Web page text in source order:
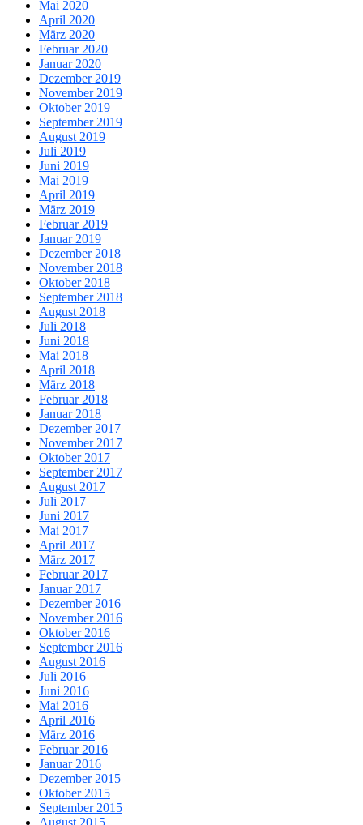
Mai 2020
April 2020
März 2020
Februar 2020
Januar 2020
Dezember 2019
November 2019
Oktober 2019
September 2019
August 2019
Juli 2019
Juni 2019
Mai 2019
April 2019
März 2019
Februar 2019
Januar 2019
Dezember 2018
November 2018
Oktober 2018
September 2018
August 2018
Juli 2018
Juni 2018
Mai 2018
April 2018
März 2018
Februar 2018
Januar 2018
Dezember 2017
November 2017
Oktober 2017
September 2017
August 2017
Juli 2017
Juni 2017
Mai 2017
April 2017
März 2017
Februar 2017
Januar 2017
Dezember 2016
November 2016
Oktober 2016
September 2016
August 2016
Juli 2016
Juni 2016
Mai 2016
April 2016
März 2016
Februar 2016
Januar 2016
Dezember 2015
Oktober 2015
September 2015
August 2015